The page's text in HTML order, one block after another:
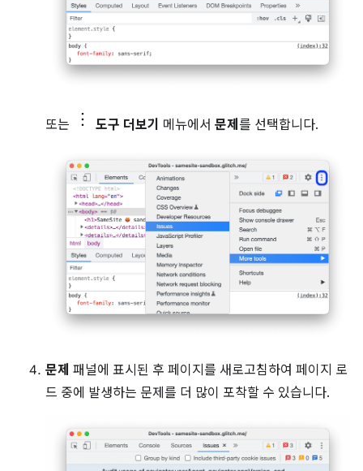
또는 도구 더보기 메뉴에서 문제 를 선택합니다.
문제 패널에 표시된 후 페이지를 새로고침하여 페이지 로
드 중에 발생하는 문제를 더 많이 포착할 수 있습니다.